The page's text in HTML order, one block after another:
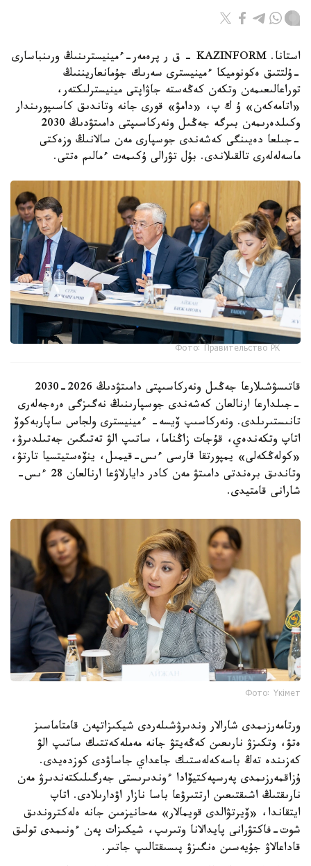
استانا. KAZINFORM - ق ر پرەمەر-ءمينيسترىنىڭ ورىنباسارى
-ۇلتتىق ەكونوميكا ءمينيسترى سەرىك جۇمانعاريننىڭ
توراعالىعىمەن وتكەن كەڭەستە جاۋاپتى مينيسترلىكتەر،
«اتامەكەن» ۇ ك پ، «دامۋ» قورى جانە وتاندىق كاسىپورىندار
وكىلدەرىمەن بىرگە جەڭىل ونەركاسىپتى دامىتۋدىڭ 2030
-جىلعا دەيىنگى كەشەندى جوسپارى مەن سالانىڭ وزەكتى
ماسەلەلەرى تالقىلاندى. بۇل تۋرالى ۇكىمەت ءمالىم ەتتى.
Фото: Правительство РК
قاتىسۋشىلارعا جەڭىل ونەركاسىپتى دامىتۋدىڭ 2026-2030
-جىلدارعا ارنالعان كەشەندى جوسپارىنىڭ نەگىزگى ەرەجەلەرى
تانىستىرىلدى. ونەركاسىپ ۆيسە- ءمينيسترى ولجاس ساپاربەكوۆ
اتاپ وتكەندەي، قۇجات زاڭناما، ساتىپ الۋ تەتىگىن جەتىلدىرۋ،
«كولەڭكەلى» يمپورتقا قارسى ءىس-قيمىل، ينۆەستيتسيا تارتۋ،
وتاندىق برەندتى دامىتۋ مەن كادر دايارلاۋعا ارنالعان 28 ءىس-
شارانى قامتيدى.
Фото: Үкімет
ورتامەرزىمدى شارالار وندىرۋشىلەردى شيكىزاتپەن قامتاماسىز
ەتۋ، وتكىزۋ نارىعىن كەڭەيتۋ جانە مەملەكەتتىك ساتىپ الۋ
كەزىندە تەڭ باسەكەلەستىك جاعداي جاساۋدى كوزدەيدى.
ۇزاقمەرزىمدى پەرسپەكتيۆادا ءوندىرىستى جەرگىلىكتەندىرۋ مەن
نارىقتىڭ اشىقتىعىن ارتتىرۋعا باسا نازار اۋدارىلادى. اتاپ
ايتقاندا، «ۆيرتۋالدى قويمالار» مەحانيزمىن جانە ەلەكتروندىق
شوت-فاكتۋرانى پايدالانا وتىرىپ، شيكىزات پەن ءونىمدى تولىق
قاداعالاۋ جۇيەسىن ەنگىزۋ پىسىقتالىپ جاتىر.